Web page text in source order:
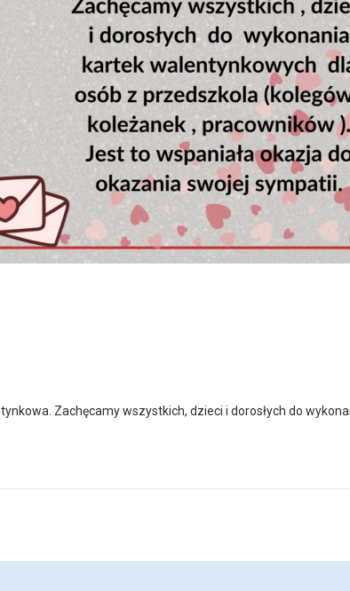
Zachęcamy wszystkich, dzieci i dorosłych do